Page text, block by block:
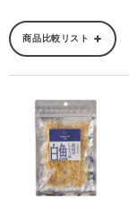
商品比較リスト